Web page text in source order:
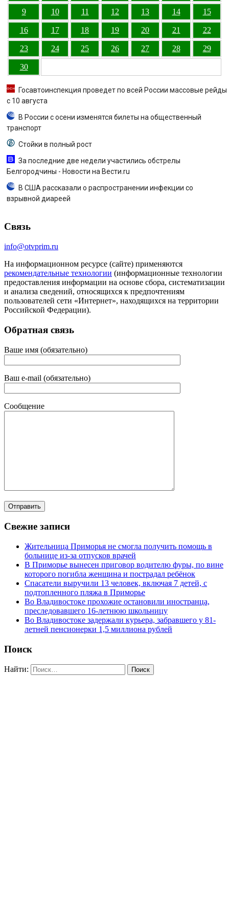
9 10 11 12 13 14 15
16 17 18 19 20 21 22
23 24 25 26 27 28 29
30
Госавтоинспекция проведет по всей России массовые рейды
с 10 августа
В России с осени изменятся билеты на общественный
транспорт
Стойки в полный рост
За последние две недели участились обстрелы
Белгородчины - Новости на Вести.ru
В США рассказали о распространении инфекции со
взрывной диареей
Связь
info@otvprim.ru
На информационном ресурсе (сайте) применяются
рекомендательные технологии (информационные технологии
предоставления информации на основе сбора, систематизации
и анализа сведений, относящихся к предпочтениям
пользователей сети «Интернет», находящихся на территории
Российской Федерации).
Обратная связь
Ваше имя (обязательно)
Ваш e-mail (обязательно)
Сообщение
Свежие записи
Жительница Приморья не смогла получить помощь в
больнице из-за отпусков врачей
В Приморье вынесен приговор водителю фуры, по вине
которого погибла женщина и пострадал ребёнок
Спасатели выручили 13 человек, включая 7 детей, с
подтопленного пляжа в Приморье
Во Владивостоке прохожие остановили иностранца,
преследовавшего 16-летнюю школьницу
Во Владивостоке задержали курьера, забравшего у 81-
летней пенсионерки 1,5 миллиона рублей
Поиск
Найти: